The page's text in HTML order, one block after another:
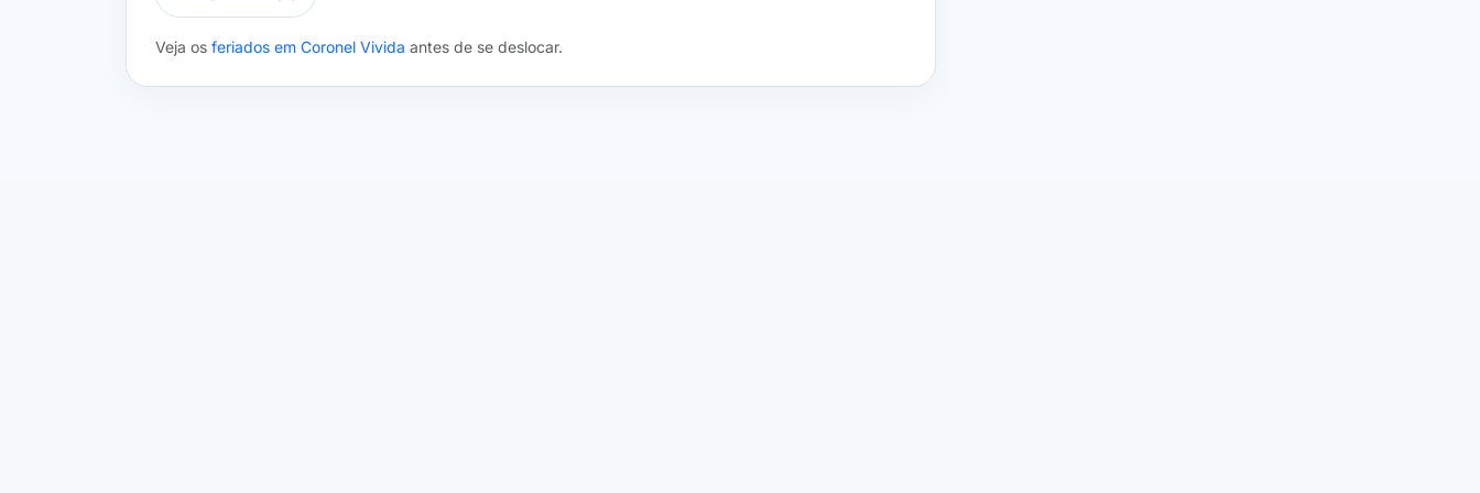
Veja os feriados em Coronel Vivida antes de se deslocar.